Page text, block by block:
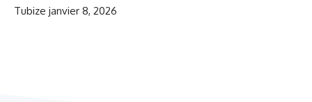
Tubize janvier 8, 2026